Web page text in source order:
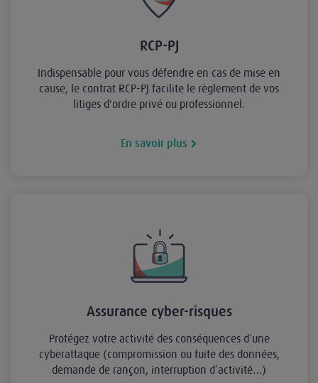
RCP-PJ
Indispensable pour vous défendre en cas de mise en
cause, le contrat RCP-PJ facilite le règlement de vos
litiges d'ordre privé ou professionnel.
En savoir plus
Assurance cyber-risques
Protégez votre activité des conséquences d’une
cyberattaque (compromission ou fuite des données,
demande de rançon, interruption d’activité…)